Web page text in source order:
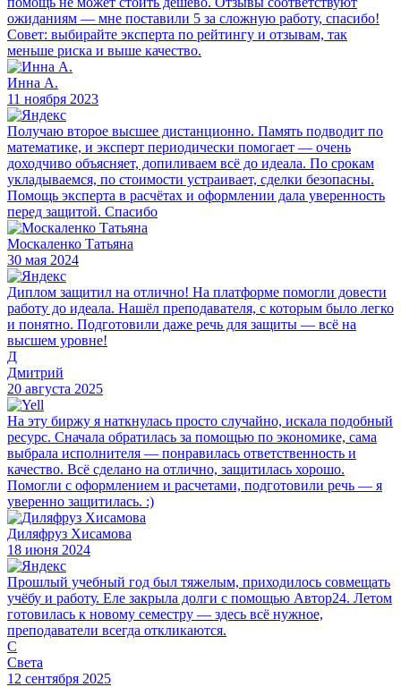
ожиданиям — мне поставили 5 за сложную работу, спасибо!
Совет: выбирайте эксперта по рейтингу и отзывам, так
меньше риска и выше качество.
Инна А.
11 ноября 2023
Получаю второе высшее дистанционно. Память подводит по
математике, и эксперт периодически помогает — очень
доходчиво объясняет, допиливаем всё до идеала. По срокам
укладываемся, по стоимости устраивает, сделки безопасны.
Помощь эксперта в расчётах и оформлении дала уверенность
перед защитой. Спасибо
Москаленко Татьяна
30 мая 2024
Диплом защитил на отлично! На платформе помогли довести
работу до идеала. Нашёл преподавателя, с которым было легко
и понятно. Подготовили даже речь для защиты — всё на
высшем уровне!
Д
Дмитрий
20 августа 2025
На эту биржу я наткнулась просто случайно, искала подобный
ресурс. Сначала обратилась за помощью по экономике, сама
выбрала исполнителя — понравилась ответственность и
качество. Всё сделано на отлично, защитилась хорошо.
Помогли с оформлением и расчетами, подготовили речь — я
уверенно защитилась. :)
Диляфруз Хисамова
18 июня 2024
Прошлый учебный год был тяжелым, приходилось совмещать
учёбу и работу. Еле закрыла долги с помощью Автор24. Летом
готовилась к новому семестру — здесь всё нужное,
преподаватели всегда откликаются.
С
Света
12 сентября 2025